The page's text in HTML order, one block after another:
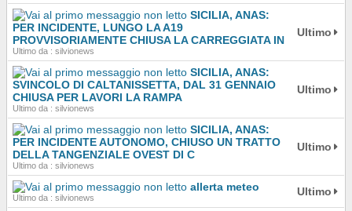
SICILIA, ANAS:
PER INCIDENTE, LUNGO LA A19
PROVVISORIAMENTE CHIUSA LA CARREGGIATA IN
Ultimo da : silvionews
Ultimo
SICILIA, ANAS:
SVINCOLO DI CALTANISSETTA, DAL 31 GENNAIO
CHIUSA PER LAVORI LA RAMPA
Ultimo da : silvionews
Ultimo
SICILIA, ANAS:
PER INCIDENTE AUTONOMO, CHIUSO UN TRATTO
DELLA TANGENZIALE OVEST DI C
Ultimo da : silvionews
Ultimo
allerta meteo
Ultimo da : silvionews
Ultimo